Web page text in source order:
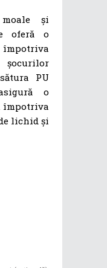
și
oferă o
PU
o
împotriva
lichid și